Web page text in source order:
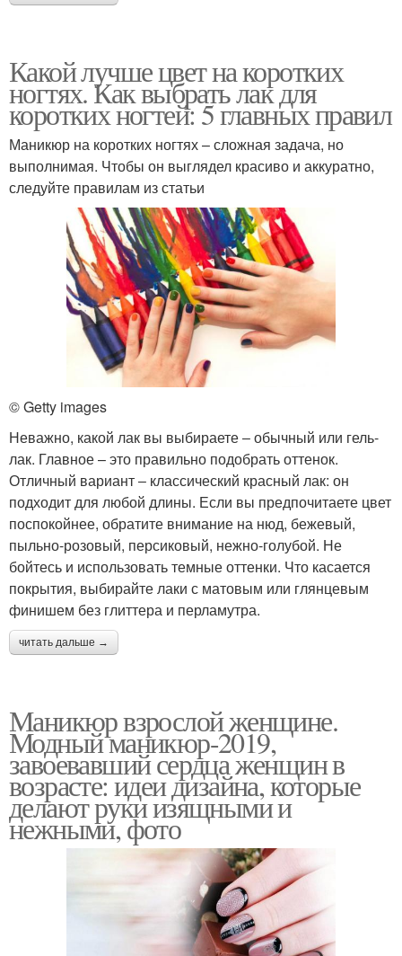
Какой лучше цвет на коротких
ногтях. Как выбрать лак для
коротких ногтей: 5 главных правил
Маникюр на коротких ногтях – сложная задача, но
выполнимая. Чтобы он выглядел красиво и аккуратно,
следуйте правилам из статьи
© Getty images
Неважно, какой лак вы выбираете ‒ обычный или гель-
лак. Главное – это правильно подобрать оттенок.
Отличный вариант ‒ классический красный лак: он
подходит для любой длины. Если вы предпочитаете цвет
поспокойнее, обратите внимание на нюд, бежевый,
пыльно-розовый, персиковый, нежно-голубой. Не
бойтесь и использовать темные оттенки. Что касается
покрытия, выбирайте лаки с матовым или глянцевым
финишем без глиттера и перламутра.
читать дальше →
Маникюр взрослой женщине.
Модный маникюр-2019,
завоевавший сердца женщин в
возрасте: идеи дизайна, которые
делают руки изящными и
нежными, фото